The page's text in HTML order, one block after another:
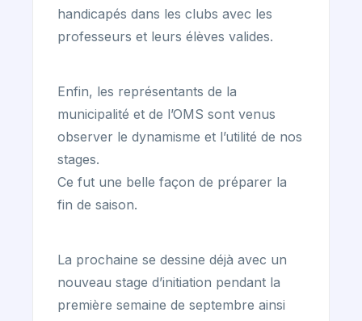
handicapés dans les clubs avec les
professeurs et leurs élèves valides.
Enfin, les représentants de la
municipalité et de l’OMS sont venus
observer le dynamisme et l’utilité de nos
stages.
Ce fut une belle façon de préparer la
fin de saison.
La prochaine se dessine déjà avec un
nouveau stage d’initiation pendant la
première semaine de septembre ainsi